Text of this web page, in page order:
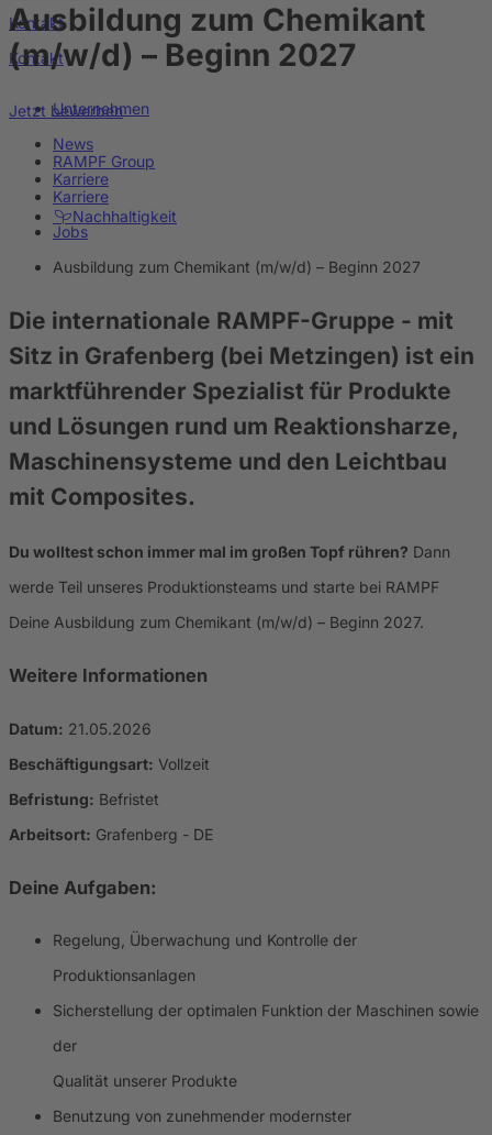
Kontakt
Kontakt
Unternehmen
News
Karriere
Nachhaltigkeit
Ausbildung zum Chemikant
(m/w/d) – Beginn 2027
Jetzt bewerben
RAMPF Group
Karriere
Jobs
Ausbildung zum Chemikant (m/w/d) – Beginn 2027
Die internationale RAMPF-Gruppe - mit
Sitz in Grafenberg (bei Metzingen) ist ein
marktführender Spezialist für Produkte
und Lösungen rund um Reaktionsharze,
Maschinensysteme und den Leichtbau
mit Composites.
Du wolltest schon immer mal im großen Topf rühren? Dann
werde Teil unseres Produktionsteams und starte bei RAMPF
Deine Ausbildung zum Chemikant (m/w/d) – Beginn 2027.
Weitere Informationen
Datum: 21.05.2026
Beschäftigungsart: Vollzeit
Befristung: Befristet
Arbeitsort: Grafenberg - DE
Deine Aufgaben:
Regelung, Überwachung und Kontrolle der
Produktionsanlagen
Sicherstellung der optimalen Funktion der Maschinen sowie
der
Qualität unserer Produkte
Benutzung von zunehmender modernster